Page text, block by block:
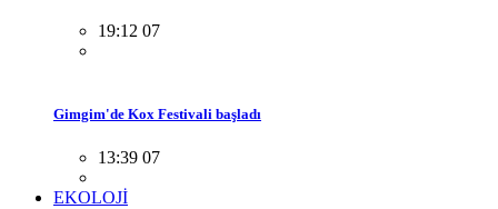
19:12 07
Gimgim'de Kox Festivali başladı
13:39 07
EKOLOJİ